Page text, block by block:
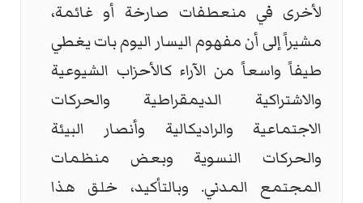
لأخرى في منعطفات صارخة أو غائمة،
مشيراً إلى أن مفهوم اليسار اليوم بات يغطي
طيفاً واسعاً من الآراء كالأحزاب الشيوعية
والاشتراكية الديمقراطية والحركات
الاجتماعية والراديكالية وأنصار البيئة
والحركات النسوية وبعض منظمات
المجتمع المدني. وبالتأكيد، خلق هذا